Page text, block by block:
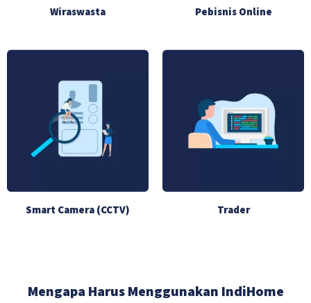
Wiraswasta Pebisnis Online
Smart Camera (CCTV) Trader
Mengapa Harus Menggunakan IndiHome